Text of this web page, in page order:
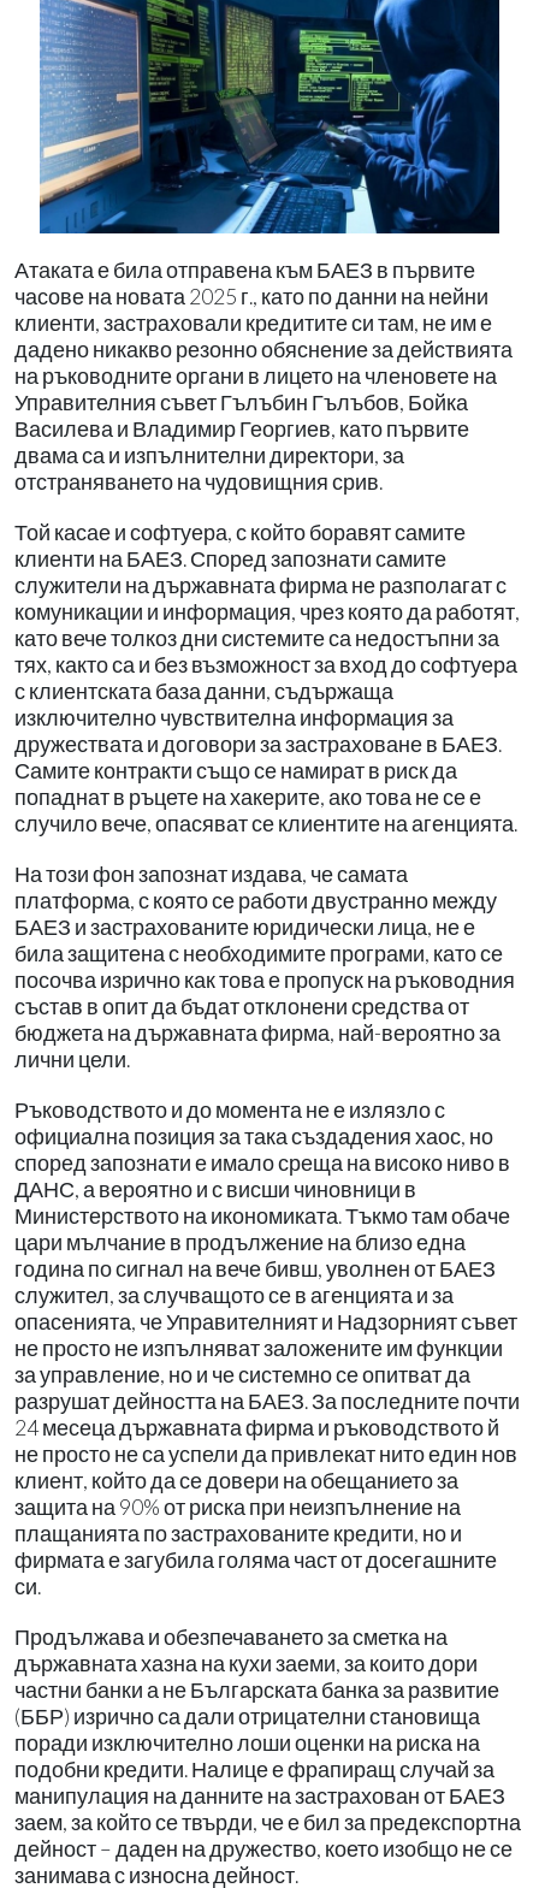
Атаката е била отправена към БАЕЗ в първите
часове на новата 2025 г., като по данни на нейни
клиенти, застраховали кредитите си там, не им е
дадено никакво резонно обяснение за действията
на ръководните органи в лицето на членовете на
Управителния съвет Гълъбин Гълъбов, Бойка
Василева и Владимир Георгиев, като първите
двама са и изпълнителни директори, за
отстраняването на чудовищния срив.
Той касае и софтуера, с който боравят самите
клиенти на БАЕЗ. Според запознати самите
служители на държавната фирма не разполагат с
комуникации и информация, чрез която да работят,
като вече толкоз дни системите са недостъпни за
тях, както са и без възможност за вход до софтуера
с клиентската база данни, съдържаща
изключително чувствителна информация за
дружествата и договори за застраховане в БАЕЗ.
Самите контракти също се намират в риск да
попаднат в ръцете на хакерите, ако това не се е
случило вече, опасяват се клиентите на агенцията.
На този фон запознат издава, че самата
платформа, с която се работи двустранно между
БАЕЗ и застрахованите юридически лица, не е
била защитена с необходимите програми, като се
посочва изрично как това е пропуск на ръководния
състав в опит да бъдат отклонени средства от
бюджета на държавната фирма, най-вероятно за
лични цели.
Ръководството и до момента не е излязло с
официална позиция за така създадения хаос, но
според запознати е имало среща на високо ниво в
ДАНС, а вероятно и с висши чиновници в
Министерството на икономиката. Тъкмо там обаче
цари мълчание в продължение на близо една
година по сигнал на вече бивш, уволнен от БАЕЗ
служител, за случващото се в агенцията и за
опасенията, че Управителният и Надзорният съвет
не просто не изпълняват заложените им функции
за управление, но и че системно се опитват да
разрушат дейността на БАЕЗ. За последните почти
24 месеца държавната фирма и ръководството й
не просто не са успели да привлекат нито един нов
клиент, който да се довери на обещанието за
защита на 90% от риска при неизпълнение на
плащанията по застрахованите кредити, но и
фирмата е загубила голяма част от досегашните
си.
Продължава и обезпечаването за сметка на
държавната хазна на кухи заеми, за които дори
частни банки а не Българската банка за развитие
(ББР) изрично са дали отрицателни становища
поради изключително лоши оценки на риска на
подобни кредити. Налице е фрапиращ случай за
манипулация на данните на застрахован от БАЕЗ
заем, за който се твърди, че е бил за предекспортна
дейност – даден на дружество, което изобщо не се
занимава с износна дейност.